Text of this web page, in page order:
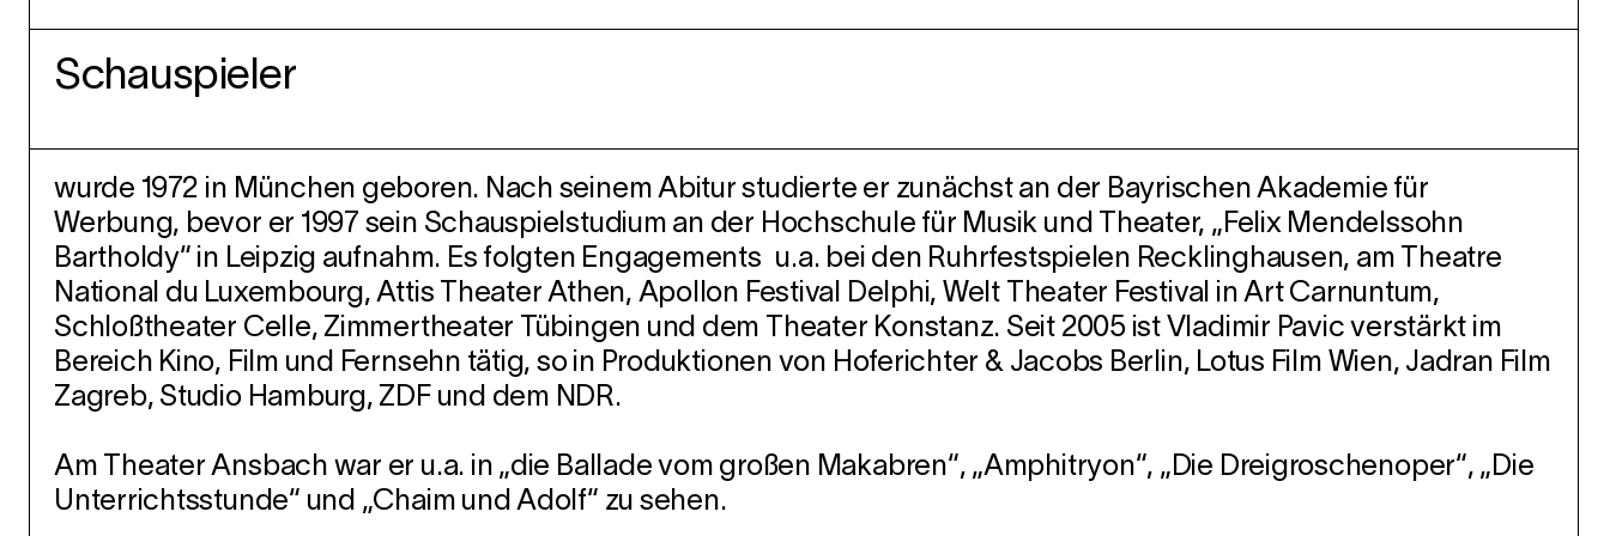
Schauspieler
wurde 1972 in München geboren. Nach seinem Abitur studierte er zunächst an der Bayrischen Akademie für
Werbung, bevor er 1997 sein Schauspielstudium an der Hochschule für Musik und Theater, „Felix Mendelssohn
Bartholdy“ in Leipzig aufnahm. Es folgten Engagements u.a. bei den Ruhrfestspielen Recklinghausen, am Theatre
National du Luxembourg, Attis Theater Athen, Apollon Festival Delphi, Welt Theater Festival in Art Carnuntum,
Schloßtheater Celle, Zimmertheater Tübingen und dem Theater Konstanz. Seit 2005 ist Vladimir Pavic verstärkt im
Bereich Kino, Film und Fernsehn tätig, so in Produktionen von Hoferichter & Jacobs Berlin, Lotus Film Wien, Jadran Film
Zagreb, Studio Hamburg, ZDF und dem NDR.
Am Theater Ansbach war er u.a. in „die Ballade vom großen Makabren“, „Amphitryon“, „Die Dreigroschenoper“, „Die
Unterrichtsstunde“ und „Chaim und Adolf“ zu sehen.